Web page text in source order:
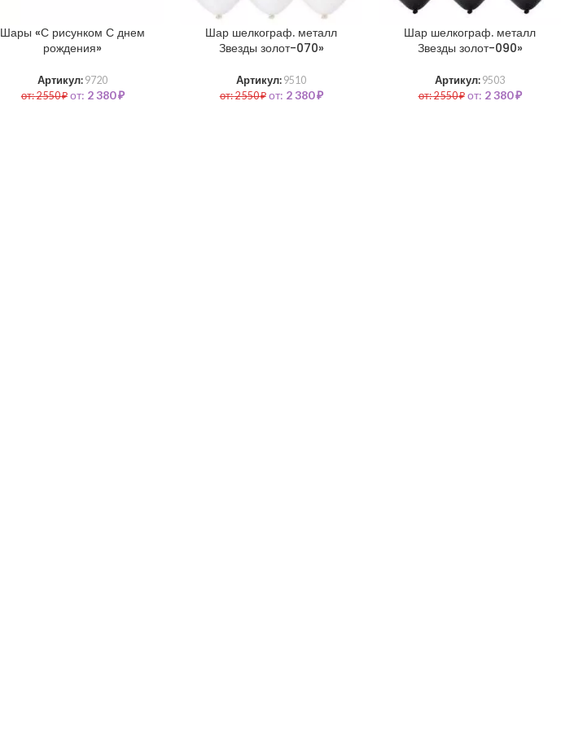
Шары «С рисунком С днем
рождения»
Артикул: 9720
от:2 550₽ от: 2 380₽
Шар шелкограф. металл
Звезды золот-070»
Артикул: 9510
от:2 550₽ от: 2 380₽
Шар шелкограф. металл
Звезды золот-090»
Артикул: 9503
от:2 550₽ от: 2 380₽